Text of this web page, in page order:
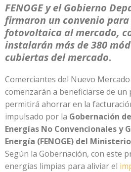
FENOGE y el Gobierno
firmaron un convenio
fotovoltaica al mercado,
instalarán más de 380
cubiertas del mercado.
Comerciantes del Nuevo
comenzarán a beneficiarse de un
permitirá ahorrar en la
impulsado por la Gobernación
Energías No Convencionales y
Energía (FENOGE) del
Según la Gobernación, con este
energías limpias para aliviar el